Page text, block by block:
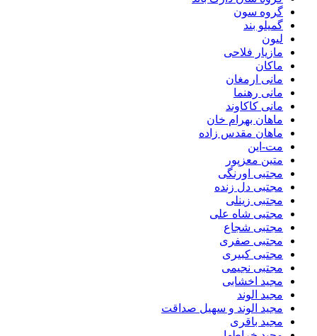
گروه سون
گمیلو بند
لیون
مازیار فلاحی
ماکان
مانی ارمغان
مانی رهنما
مانی کاکاوند
ماهان بهرام خان
ماهان مقدس زاده
مت-این
متین معزپور
مجتبی اورنگی
مجتبی دل زنده
مجتبی زینلی
مجتبی شاه علی
مجتبی شجاع
مجتبی صفری
مجتبی کبیری
مجتبی نجیمی
مجید اخشابی
مجید الوند‎
مجید الوند و سهیل صداقت
مجید باقری